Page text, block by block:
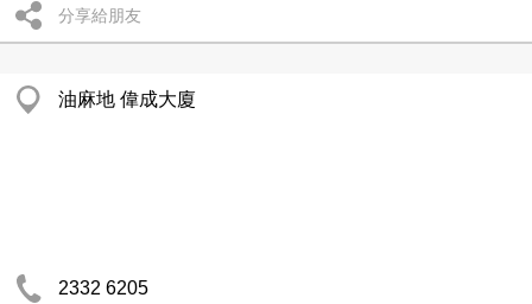
分享給朋友
油麻地 偉成大廈
2332 6205